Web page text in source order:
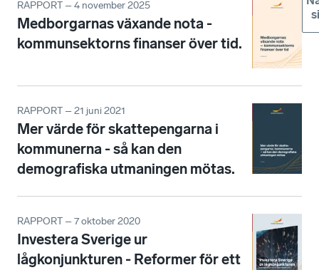
RAPPORT – 4 november 2025
Medborgarnas växande nota -
kommunsektorns finanser över tid.
RAPPORT – 21 juni 2021
Mer värde för skattepengarna i
kommunerna - så kan den
demografiska utmaningen mötas.
RAPPORT – 7 oktober 2020
Investera Sverige ur
lågkonjunkturen - Reformer för ett